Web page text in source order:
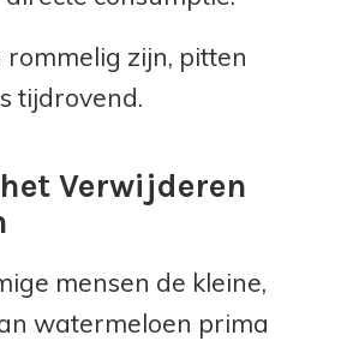
zijn, pitten
tijdrovend.
Verwijderen
mensen de kleine,
watermeloen prima